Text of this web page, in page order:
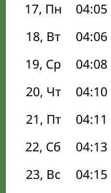
17, Пн
04:05
18, Вт
04:06
19, Ср
04:08
20, Чт
04:10
21, Пт
04:11
22, Сб
04:13
23, Вс
04:15